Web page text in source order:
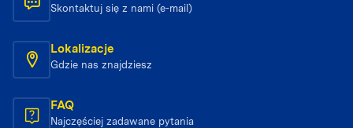
Skontaktuj się z nami (e-mail)
Lokalizacje
Gdzie nas znajdziesz
FAQ
Najczęściej zadawane pytania